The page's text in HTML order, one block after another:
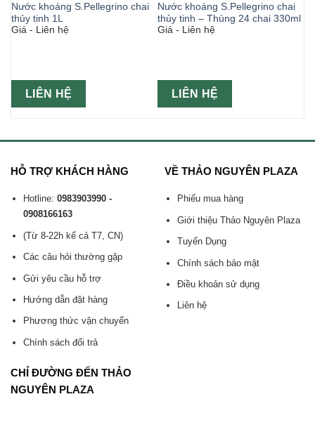
Nước khoáng S.Pellegrino chai
thủy tinh 1L
Giá - Liên hệ
LIÊN HỆ
Nước khoáng S.Pellegrino chai
thủy tinh – Thùng 24 chai 330ml
Giá - Liên hệ
LIÊN HỆ
HỖ TRỢ KHÁCH HÀNG
Hotline: 0983903990 -
0908166163
(Từ 8-22h kể cả T7, CN)
Các câu hỏi thường gặp
Gửi yêu cầu hỗ trợ
Hướng dẫn đặt hàng
Phương thức vận chuyển
Chính sách đổi trả
VỀ THẢO NGUYÊN PLAZA
Phiếu mua hàng
Giới thiệu Thảo Nguyên Plaza
Tuyển Dụng
Chính sách bảo mật
Điều khoản sử dụng
Liên hệ
CHỈ ĐƯỜNG ĐẾN THẢO
NGUYÊN PLAZA